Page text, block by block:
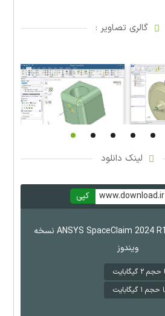
گالری تصاویر :
لینک دانلود
www.download.ir کپی
نرم افزار ANSYS SpaceClaim 2024 R1 نسخه
ویندوز